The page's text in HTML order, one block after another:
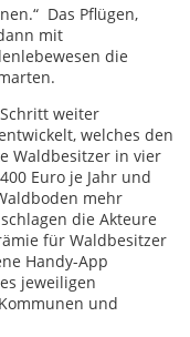
Das Pflügen,
mit
die
weiter
welches den
Waldbesitzer in vier
Euro je Jahr und
mehr
die Akteure
für Waldbesitzer
Handy-App
jeweiligen
und